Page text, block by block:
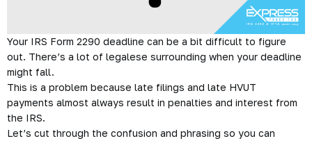
Your IRS Form 2290 deadline can be a bit difficult to figure
out. There’s a lot of legalese surrounding when your deadline
might fall.
This is a problem because late filings and late HVUT
payments almost always result in penalties and interest from
the IRS.
Let’s cut through the confusion and phrasing so you can